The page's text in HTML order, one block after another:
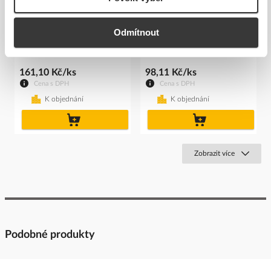
Odmítnout
SIEMENS Tlačítko,
Cena s DPH
161,10 Kč/ks
K objednání
SIEMENS Krytka ochranný
Cena s DPH
98,11 Kč/ks
K objednání
Zobrazit více
Podobné produkty